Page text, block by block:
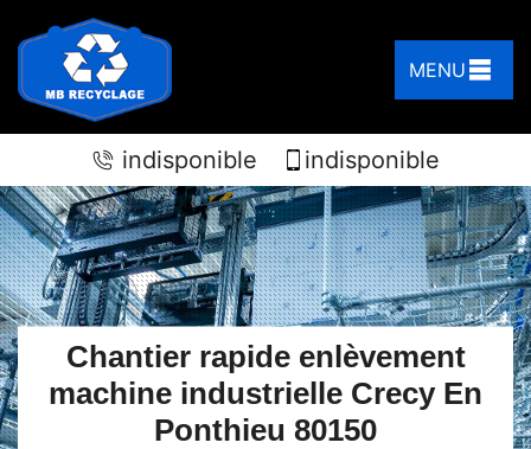
MENU
indisponible indisponible
Chantier rapide enlèvement
machine industrielle Crecy En
Ponthieu 80150